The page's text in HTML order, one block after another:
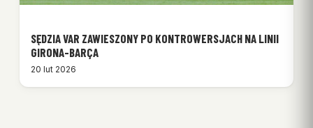
SĘDZIA VAR ZAWIESZONY PO KONTROWERSJACH NA LINII
GIRONA-BARÇA
20 lut 2026